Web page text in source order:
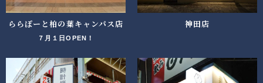
ららぽーと柏の葉キャンパス店
７月１日OPEN！
神田店